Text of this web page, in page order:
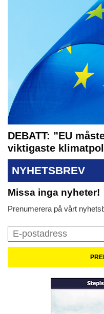
DEBATT: ”EU
viktigaste
NYHETSBREV
Missa inga nyheter!
Prenumerera på vårt